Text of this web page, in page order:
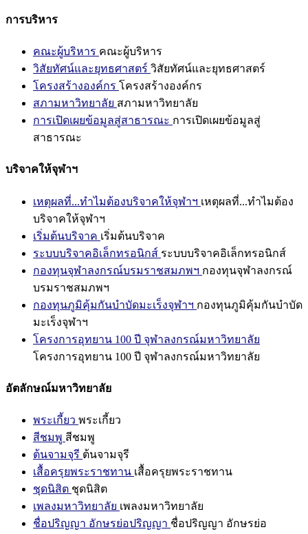
การบริหาร
คณะผู้บริหาร คณะผู้บริหาร
วิสัยทัศน์และยุทธศาสตร์ วิสัยทัศน์และยุทธศาสตร์
โครงสร้างองค์กร โครงสร้างองค์กร
สภามหาวิทยาลัย สภามหาวิทยาลัย
การเปิดเผยข้อมูลสู่สาธารณะ การเปิดเผยข้อมูลสู่
สาธารณะ
บริจาคให้จุฬาฯ
เหตุผลที่...ทำไมต้องบริจาคให้จุฬาฯ เหตุผลที่...ทำไมต้อง
บริจาคให้จุฬาฯ
เริ่มต้นบริจาค เริ่มต้นบริจาค
ระบบบริจาคอิเล็กทรอนิกส์ ระบบบริจาคอิเล็กทรอนิกส์
กองทุนจุฬาลงกรณ์บรมราชสมภพฯ กองทุนจุฬาลงกรณ์
บรมราชสมภพฯ
กองทุนภูมิคุ้มกันบำบัดมะเร็งจุฬาฯ กองทุนภูมิคุ้มกันบำบัด
มะเร็งจุฬาฯ
โครงการอุทยาน 100 ปี จุฬาลงกรณ์มหาวิทยาลัย
โครงการอุทยาน 100 ปี จุฬาลงกรณ์มหาวิทยาลัย
อัตลักษณ์มหาวิทยาลัย
พระเกี้ยว พระเกี้ยว
สีชมพู สีชมพู
ต้นจามจุรี ต้นจามจุรี
เสื้อครุยพระราชทาน เสื้อครุยพระราชทาน
ชุดนิสิต ชุดนิสิต
เพลงมหาวิทยาลัย เพลงมหาวิทยาลัย
ชื่อปริญญา อักษรย่อปริญญา ชื่อปริญญา อักษรย่อ